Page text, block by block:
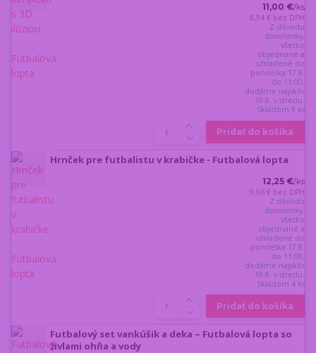
11,00 €/ks
8,94 € bez DPH
Z dôvodu
dovolenky,
všetko
objednané a
uhradené do
pondelka 17.8.
do 11:00,
dodáme najskôr
19.8. v stredu.
Skladom 9 ks
Pridať do košíka
Hrnček pre futbalistu v krabičke - Futbalová lopta
12,25 €/ks
9,96 € bez DPH
Z dôvodu
dovolenky,
všetko
objednané a
uhradené do
pondelka 17.8.
do 11:00,
dodáme najskôr
19.8. v stredu.
Skladom 4 ks
Pridať do košíka
Futbalový set vankúšik a deka – Futbalová lopta so
živlami ohňa a vody